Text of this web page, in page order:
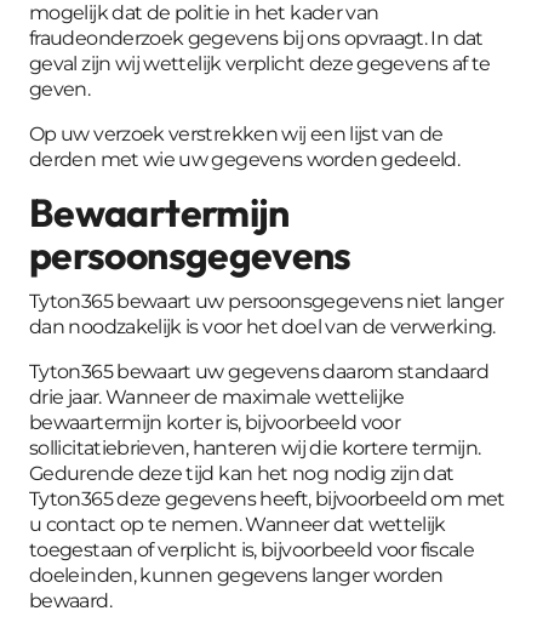
mogelijk dat de politie in het kader van
fraudeonderzoek gegevens bij ons opvraagt. In dat
geval zijn wij wettelijk verplicht deze gegevens af te
geven.
Op uw verzoek verstrekken wij een lijst van de
derden met wie uw gegevens worden gedeeld.
Bewaartermijn
persoonsgegevens
Tyton365 bewaart uw persoonsgegevens niet langer
dan noodzakelijk is voor het doel van de verwerking.
Tyton365 bewaart uw gegevens daarom standaard
drie jaar. Wanneer de maximale wettelijke
bewaartermijn korter is, bijvoorbeeld voor
sollicitatiebrieven, hanteren wij die kortere termijn.
Gedurende deze tijd kan het nog nodig zijn dat
Tyton365 deze gegevens heeft, bijvoorbeeld om met
u contact op te nemen. Wanneer dat wettelijk
toegestaan of verplicht is, bijvoorbeeld voor fiscale
doeleinden, kunnen gegevens langer worden
bewaard.